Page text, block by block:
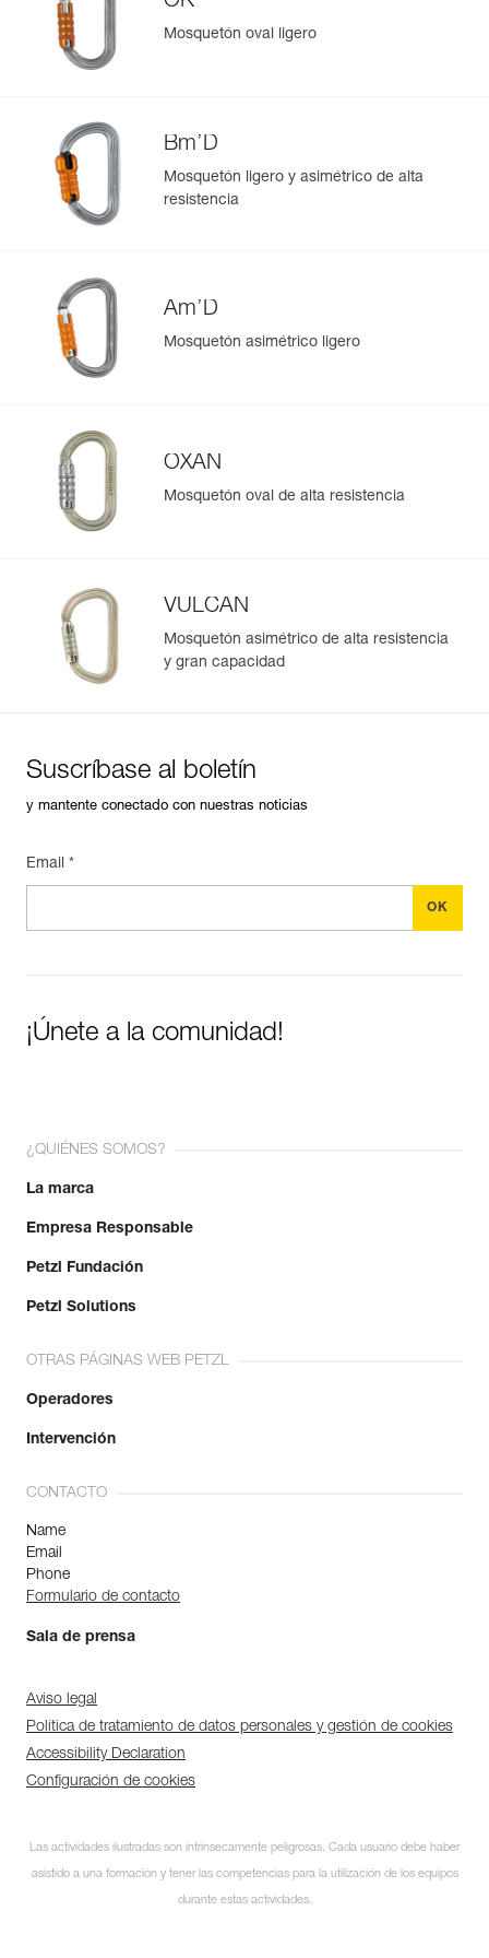
Consulte el historial de un producto desde su fecha de
fabricación.
Mosquetón oval ligero
Bm’D
Mosquetón ligero y asimétrico de alta
resistencia
Am’D
Mosquetón asimétrico ligero
OXAN
Mosquetón oval de alta resistencia
VULCAN
Mosquetón asimétrico de alta resistencia
y gran capacidad
Suscríbase al boletín
y mantente conectado con nuestras noticias
Email *
¡Únete a la comunidad!
¿QUIÉNES SOMOS?
La marca
Empresa Responsable
Petzl Fundación
Petzl Solutions
OTRAS PÁGINAS WEB PETZL
Operadores
Intervención
CONTACTO
Name
Email
Phone
Formulario de contacto
Sala de prensa
Aviso legal
Política de tratamiento de datos personales y gestión de cookies
Accessibility Declaration
Configuración de cookies
Las actividades ilustradas son intrínsecamente peligrosas. Cada usuario debe haber
asistido a una formación y tener las competencias para la utilización de los equipos
durante estas actividades.